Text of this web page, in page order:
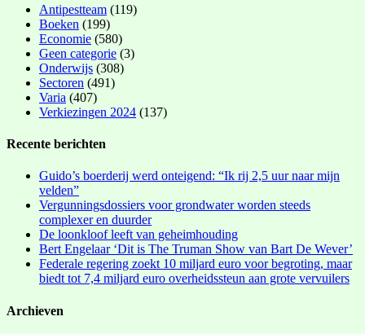
Antipestteam (119)
Boeken (199)
Economie (580)
Geen categorie (3)
Onderwijs (308)
Sectoren (491)
Varia (407)
Verkiezingen 2024 (137)
Recente berichten
Guido’s boerderij werd onteigend: “Ik rij 2,5 uur naar mijn
velden”
Vergunningsdossiers voor grondwater worden steeds
complexer en duurder
De loonkloof leeft van geheimhouding
Bert Engelaar ‘Dit is The Truman Show van Bart De Wever’
Federale regering zoekt 10 miljard euro voor begroting, maar
biedt tot 7,4 miljard euro overheidssteun aan grote vervuilers
Archieven